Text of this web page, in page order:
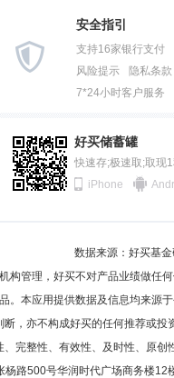
安全指引
支持16家银行支付
风险提示
隐私条款
7*24小时客户服务
好买储蓄罐
快速存;极速取;取现
iPhone
数据来源：好买基
构管理，好买不对产品业绩做
。本应用提供数据及信息均来
，亦不构成好买的任何推荐或
、完整性、有效性、及时性、原
杨路500号华润时代广场商务楼12